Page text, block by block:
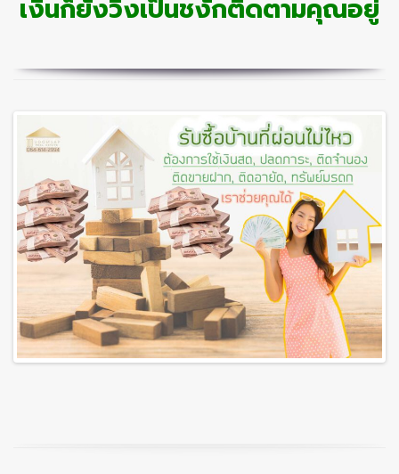
เงินก็ยังวิ่งเป็นชงักติดตามคุณอยู่